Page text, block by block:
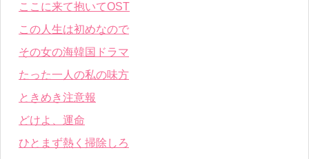
ここに来て抱いてOST
この人生は初めなので
その女の海韓国ドラマ
たった一人の私の味方
ときめき注意報
どけよ、運命
ひとまず熱く掃除しろ